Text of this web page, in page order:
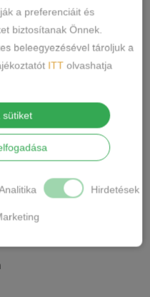
,piros
a preferenciáit és
biztosítanak Önnek.
beleegyezésével tároljuk a
ITT olvashatja
sütiket
Analitika Hirdetések